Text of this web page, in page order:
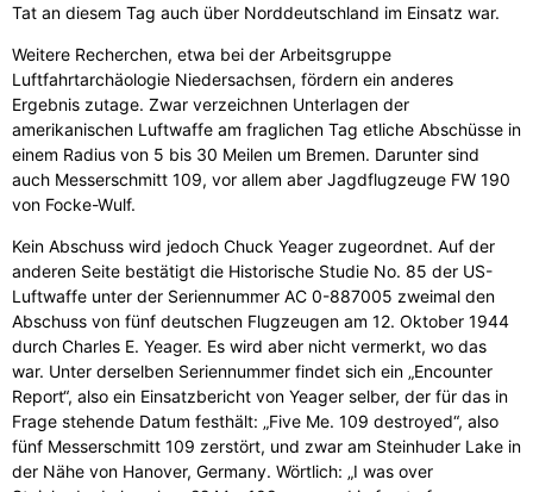
Tat an diesem Tag auch über Norddeutschland im Einsatz war.
Weitere Recherchen, etwa bei der Arbeitsgruppe
Luftfahrtarchäologie Niedersachsen, fördern ein anderes
Ergebnis zutage. Zwar verzeichnen Unterlagen der
amerikanischen Luftwaffe am fraglichen Tag etliche Abschüsse in
einem Radius von 5 bis 30 Meilen um Bremen. Darunter sind
auch Messerschmitt 109, vor allem aber Jagdflugzeuge FW 190
von Focke-Wulf.
Kein Abschuss wird jedoch Chuck Yeager zugeordnet. Auf der
anderen Seite bestätigt die Historische Studie No. 85 der US-
Luftwaffe unter der Seriennummer AC 0-887005 zweimal den
Abschuss von fünf deutschen Flugzeugen am 12. Oktober 1944
durch Charles E. Yeager. Es wird aber nicht vermerkt, wo das
war. Unter derselben Seriennummer findet sich ein „Encounter
Report“, also ein Einsatzbericht von Yeager selber, der für das in
Frage stehende Datum festhält: „Five Me. 109 destroyed“, also
fünf Messerschmitt 109 zerstört, und zwar am Steinhuder Lake in
der Nähe von Hanover, Germany. Wörtlich: „I was over